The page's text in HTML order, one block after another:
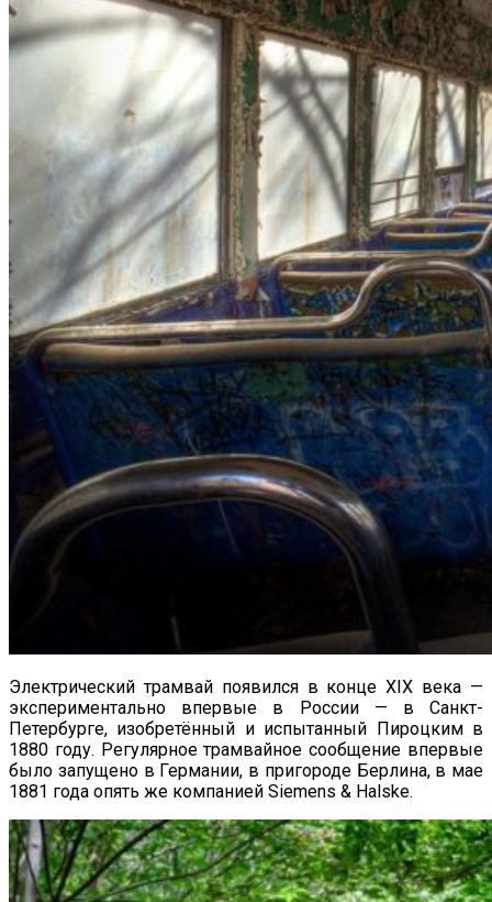
Электрический трамвай появился в конце XIX века —
экспериментально впервые в России — в Санкт-
Петербурге, изобретённый и испытанный Пироцким в
1880 году. Регулярное трамвайное сообщение впервые
было запущено в Германии, в пригороде Берлина, в мае
1881 года опять же компанией Siemens & Halske.